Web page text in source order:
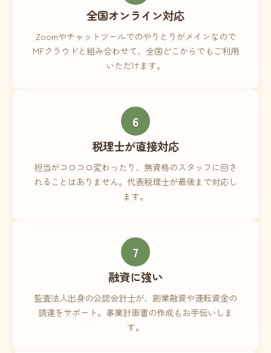
全国オンライン対応
Zoomやチャットツールでのやりとりがメインなので
MFクラウドと組み合わせて、全国どこからでもご利用
いただけます。
6
税理士が直接対応
担当がコロコロ変わったり、無資格のスタッフに回さ
れることはありません。代表税理士が最後まで対応し
ます。
7
融資に強い
監査法人出身の公認会計士が、創業融資や運転資金の
調達をサポート。事業計画書の作成もお手伝いしま
す。